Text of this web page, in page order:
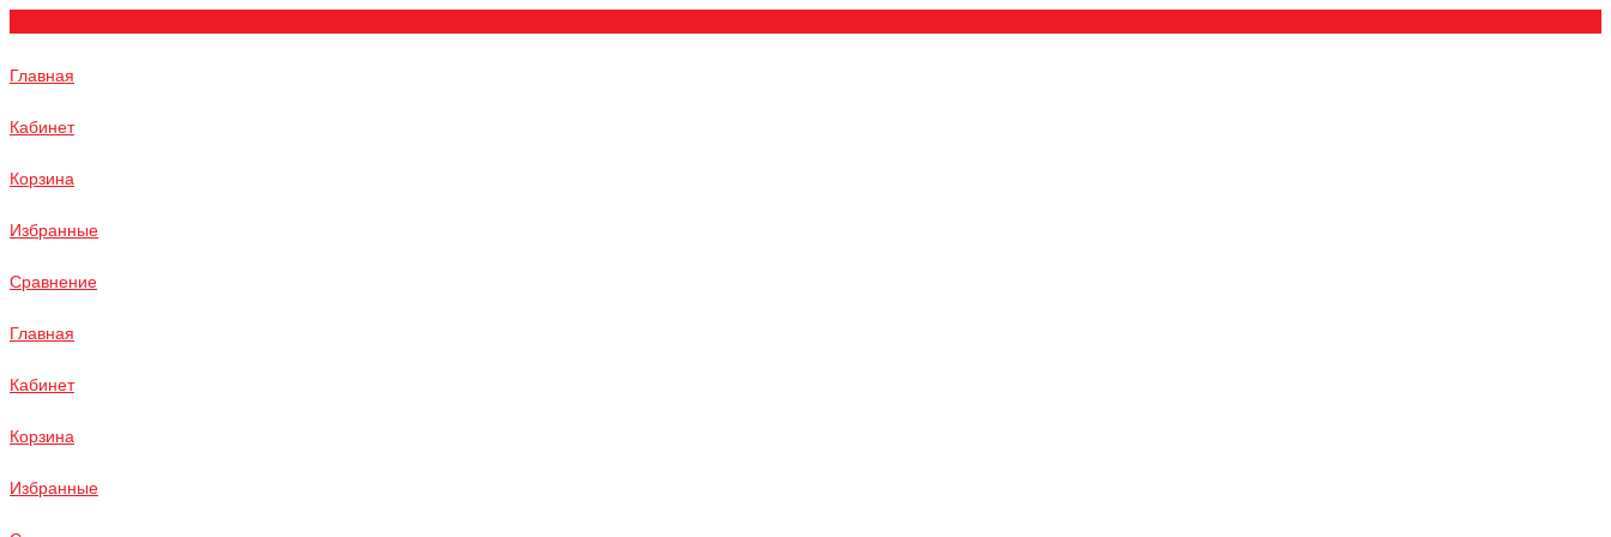
Главная
Кабинет
Корзина
Избранные
Сравнение
Главная
Кабинет
Корзина
Избранные